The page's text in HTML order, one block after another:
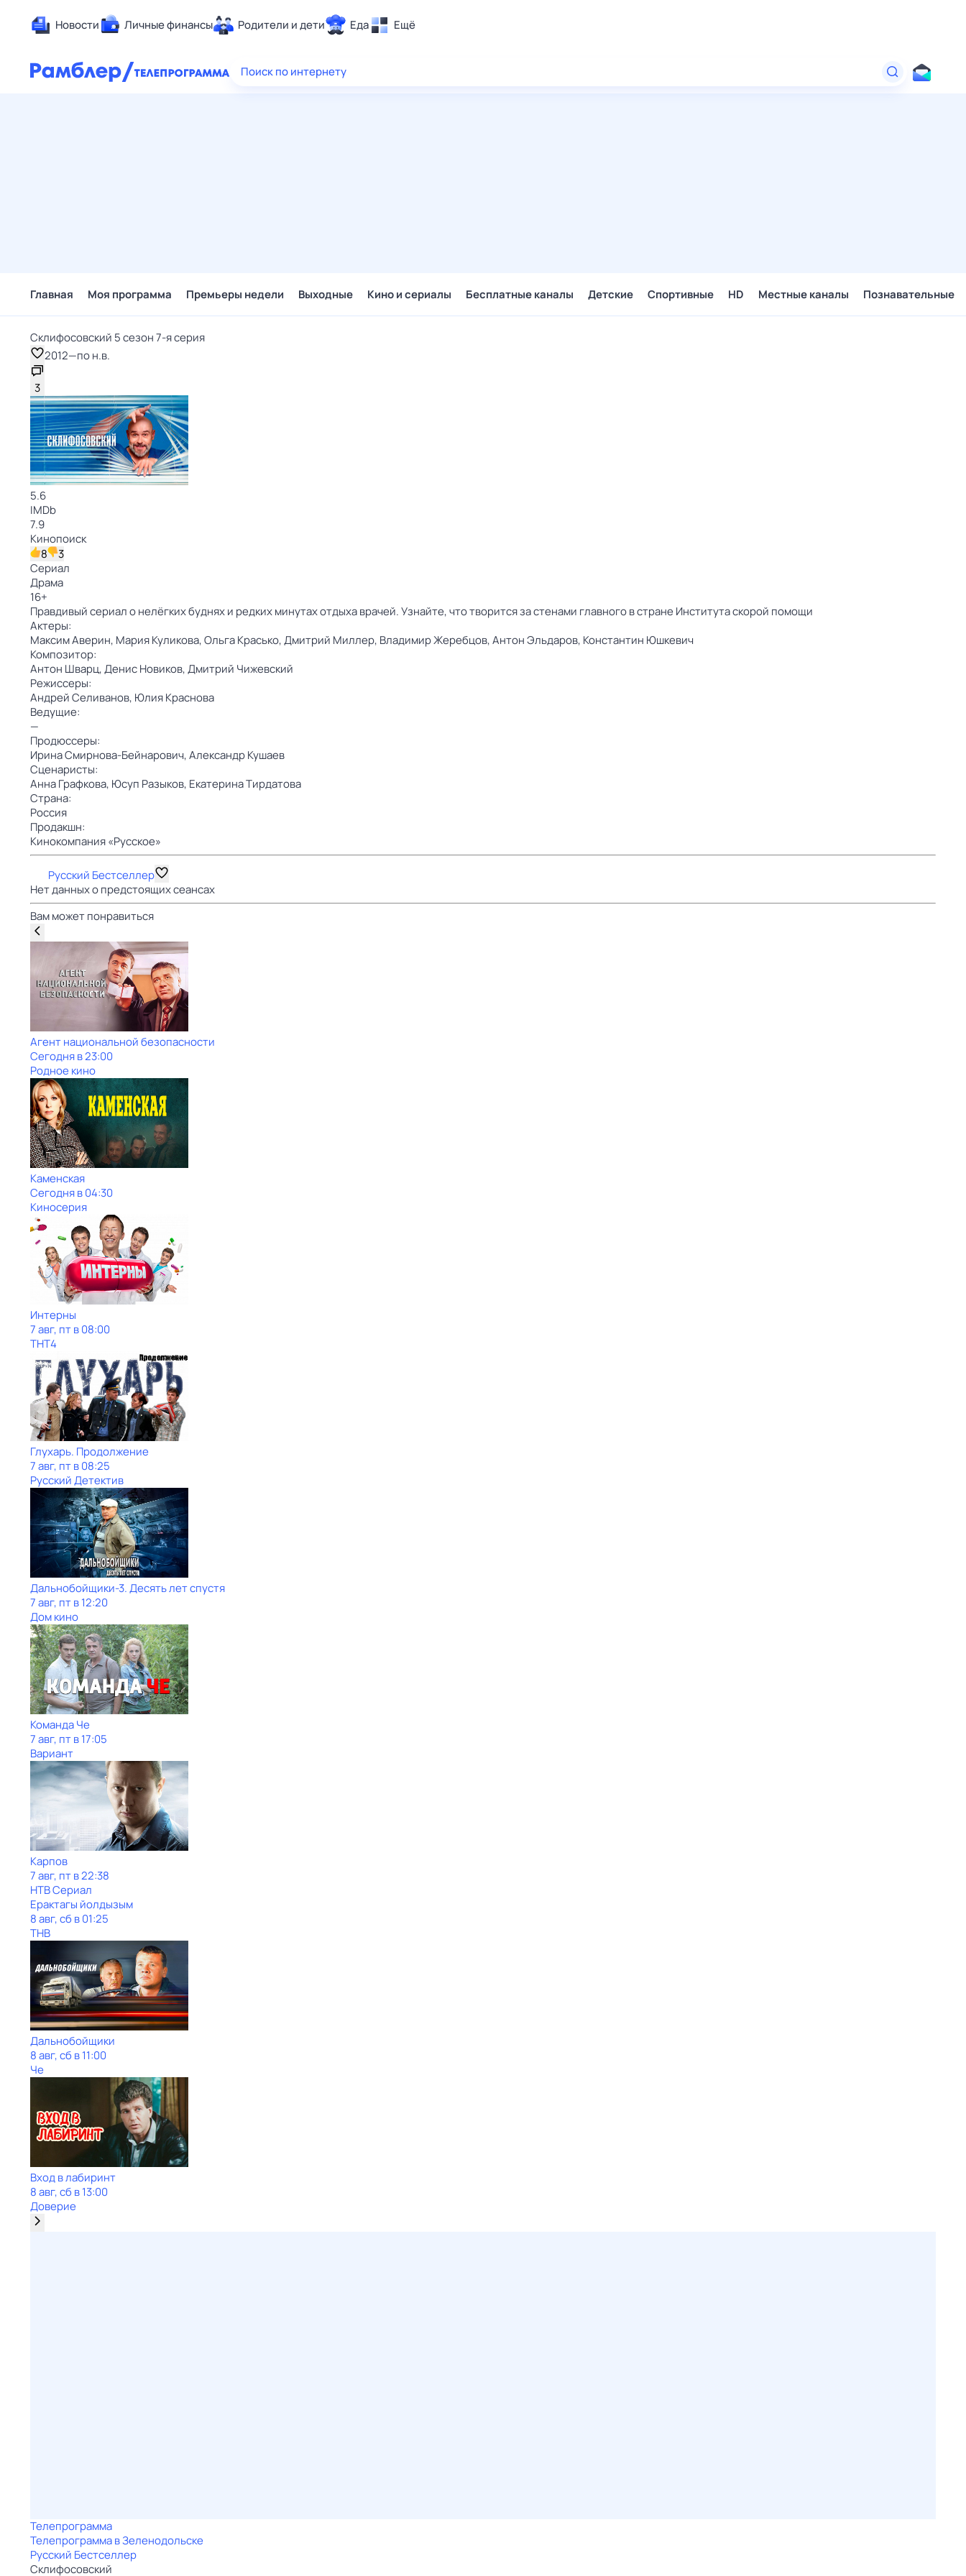
Новости Личные финансы Родители и дети Еда Ещё
Здоровье
Поиск по интернету
Главная Моя программа Премьеры недели Выходные Кино и сериалы Бесплатные каналы Детские Спортивные HD Местные каналы Познавательные
Склифосовский 5 сезон 7-я серия
2012—по н.в.
3
5.6
IMDb
7.9
Кинопоиск
8
3
Сериал
Драма
16+
Правдивый сериал о нелёгких буднях и редких минутах отдыха врачей. Узнайте, что творится за стенами главного в стране Института скорой помощи
Актеры:
Максим Аверин, Мария Куликова,Ольга Красько,Дмитрий Миллер, Владимир Жеребцов,Антон Эльдаров, Константин Юшкевич
Композитор:
Антон Шварц,Денис Новиков,Дмитрий Чижевский
Режиссеры:
Андрей Селиванов, Юлия Краснова
Ведущие:
—
Продюссеры:
Ирина Смирнова-Бейнарович,Александр Кушаев
Сценаристы:
Анна Графкова, Юсуп Разыков, Екатерина Тирдатова
Страна:
Россия
Продакшн:
Кинокомпания «Русское»
Русский Бестселлер
Нет данных о предстоящих сеансах
Вам может понравиться
Агент национальной безопасности
Сегодня в 23:00
Родное кино
Каменская
Сегодня в 04:30
Киносерия
Интерны
7 авг, пт в 08:00
ТНТ4
Глухарь. Продолжение
7 авг, пт в 08:25
Русский Детектив
Дальнобойщики-3. Десять лет спустя
7 авг, пт в 12:20
Дом кино
Команда Че
7 авг, пт в 17:05
Вариант
Карпов
7 авг, пт в 22:38
НТВ Сериал
Ерактагы йолдызым
8 авг, сб в 01:25
ТНВ
Дальнобойщики
8 авг, сб в 11:00
Че
Вход в лабиринт
8 авг, сб в 13:00
Доверие
Телепрограмма
Телепрограмма в Зеленодольске
Русский Бестселлер
Склифосовский